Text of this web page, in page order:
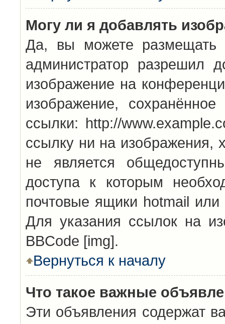
Могу ли я добавлять
Да, вы можете размещать
администратор разрешил
изображение на
изображение,
ссылки: http://
ссылку ни на
не является
доступа к которым
почтовые ящики hotmail
Для указания ссылок на
BBCode [img].
Вернуться к началу
Что такое важные
Эти объявления содержат